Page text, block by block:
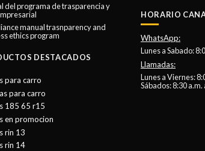
del programa de trasparencia y
manual trasnparency and
ethics program
DESTACADOS
para carro
para carro
185 65 r15
en promocion
rin 13
rin 14
HORARIO
WhatsApp:
Lunes a Sabado:
Llamadas:
Lunes a Viernes:
Sábados: 8:30 a.m.